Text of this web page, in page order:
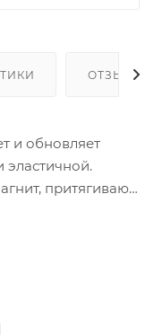
ОТЗЫВЫ
и обновляет
эластичной.
притягивают